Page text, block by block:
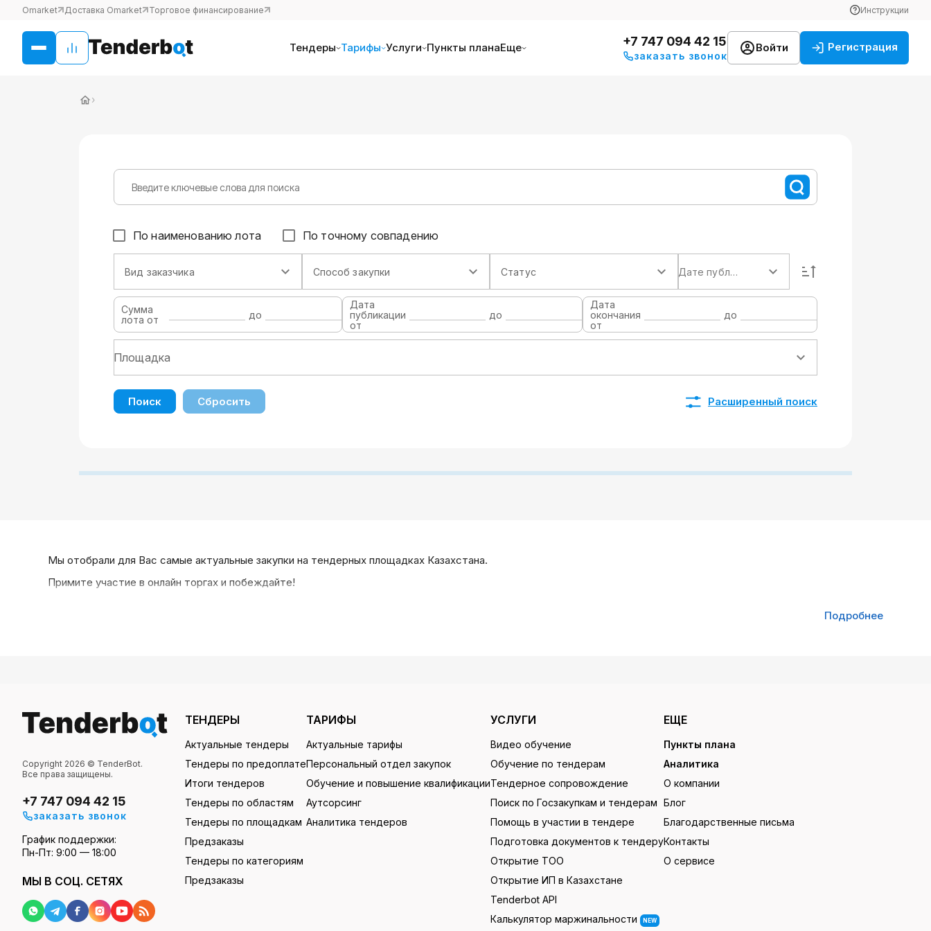
Omarket Доставка Omarket Торговое финансирование Инструкции
Тендеры Тарифы Услуги Пункты планаЕще +7 747 094 42 15
заказать звонок
Войти Регистрация
›
По наименованию лота По точному совпадению
Вид заказчика Способ закупки Статус Дате публикации
Сумма
лота от
до
Дата
публикации
от
до
Дата
окончания
от
до
Поиск Сбросить Расширенный поиск
Мы отобрали для Вас самые актуальные закупки на тендерных площадках Казахстана.
Примите участие в онлайн торгах и побеждайте!
Подробнее
Copyright 2026 © TenderBot.
Все права защищены.
+7 747 094 42 15
заказать звонок
График поддержки:
Пн-Пт: 9:00 — 18:00
МЫ В СОЦ. СЕТЯХ
ТЕНДЕРЫ
Актуальные тендеры
Тендеры по предоплате
Итоги тендеров
Тендеры по областям
Тендеры по площадкам
Предзаказы
Тендеры по категориям
Предзаказы
ТАРИФЫ
Актуальные тарифы
Персональный отдел закупок
Обучение и повышение квалификации
Аутсорсинг
Аналитика тендеров
УСЛУГИ
Видео обучение
Обучение по тендерам
Тендерное сопровождение
Поиск по Госзакупкам и тендерам
Помощь в участии в тендере
Подготовка документов к тендеру
Открытие ТОО
Открытие ИП в Казахстане
Tenderbot API
Калькулятор маржинальности
NEW
ЕЩЕ
Пункты плана
Аналитика
О компании
Блог
Благодарственные письма
Контакты
О сервисе